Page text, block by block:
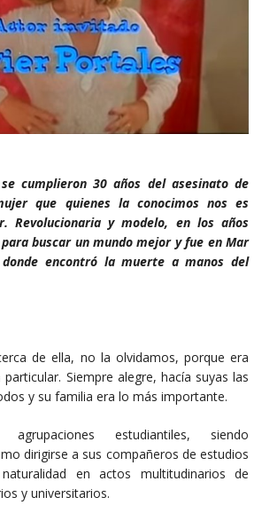
cumplieron 30 años del asesinato de
que quienes la conocimos nos es
Revolucionaria y modelo, en los años
buscar un mundo mejor y fue en Mar
encontró la muerte a manos del
de ella, no la olvidamos, porque era
Siempre alegre, hacía suyas las
y su familia era lo más importante.
agrupaciones estudiantiles, siendo
dirigirse a sus compañeros de estudios
en actos multitudinarios de
y universitarios.